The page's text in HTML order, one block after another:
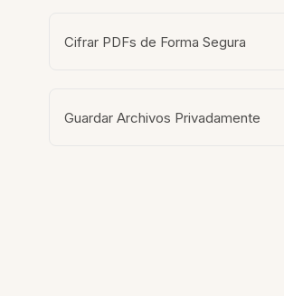
Cifrar PDFs de Forma Segura
Guardar Archivos Privadamente